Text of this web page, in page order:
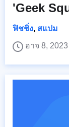
'Geek
ฟิชชิ่ง, สแปม
อาจ 8, 2023